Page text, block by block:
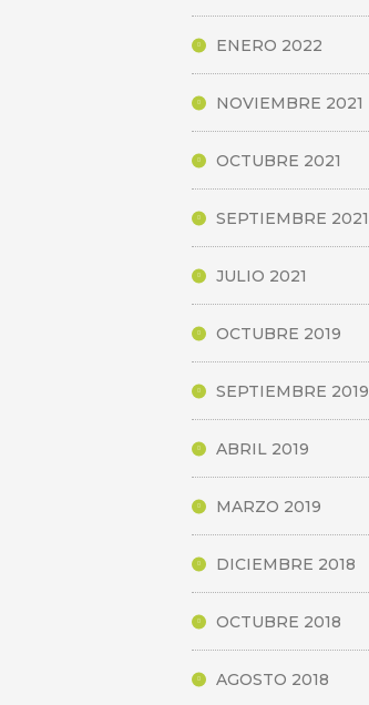
ENERO 2022
NOVIEMBRE 2021
OCTUBRE 2021
SEPTIEMBRE 2021
JULIO 2021
OCTUBRE 2019
SEPTIEMBRE 2019
ABRIL 2019
MARZO 2019
DICIEMBRE 2018
OCTUBRE 2018
AGOSTO 2018